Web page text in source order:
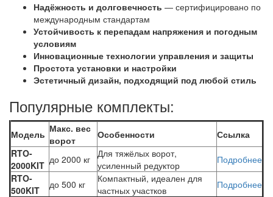
Надёжность и долговечность — сертифицировано по
международным стандартам
Устойчивость к перепадам напряжения и погодным
условиям
Инновационные технологии управления и защиты
Простота установки и настройки
Эстетичный дизайн, подходящий под любой стиль
Популярные комплекты:
Модель Макс. вес
ворот
Особенности
Ссылка
RTO-
2000KIT до 2000 кг Для тяжёлых ворот,
усиленный редуктор
Подробнее
RTO-
500KIT
до 500 кг
Компактный, идеален для
частных участков
Подробнее